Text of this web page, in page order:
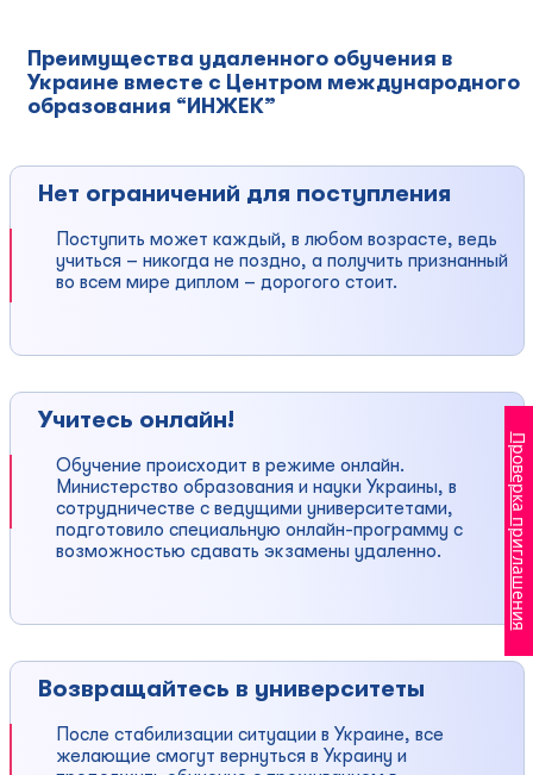
Преимущества удаленного обучения в
Украине вместе с Центром международного
образования “ИНЖЕК”
Нет ограничений для поступления
Поступить может каждый, в любом возрасте, ведь
учиться – никогда не поздно, а получить признанный
во всем мире диплом – дорогого стоит.
Учитесь онлайн!
Обучение происходит в режиме онлайн.
Министерство образования и науки Украины, в
сотрудничестве с ведущими университетами,
подготовило специальную онлайн-программу с
возможностью сдавать экзамены удаленно.
Возвращайтесь в университеты
После стабилизации ситуации в Украине, все
желающие смогут вернуться в Украину и
Проверка приглашения